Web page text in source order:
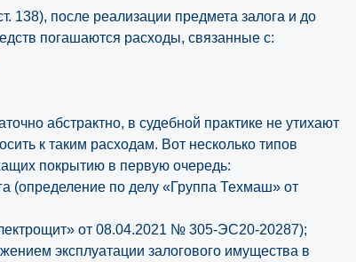
138), после реализации предмета залога и до
погашаются расходы, связанные с:
абстрактно, в судебной практике не утихают
к таким расходам. Вот несколько типов
покрытию в первую очередь:
(определение по делу «Группа Техмаш» от
от 08.04.2021 № 305-ЭС20-20287);
эксплуатации залогового имущества в